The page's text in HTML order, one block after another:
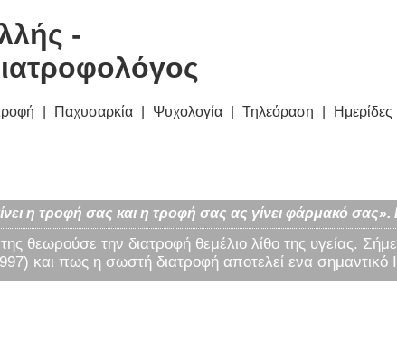
-
Παχυσαρκία Ψυχολογία Τηλεόραση Ημερίδες
η τροφή σας και η τροφή σας ας γίνει φάρμακό
θεωρούσε την διατροφή θεμέλιο λίθο της υγείας.
και πως η σωστή διατροφή αποτελεί ενα σημαντικό